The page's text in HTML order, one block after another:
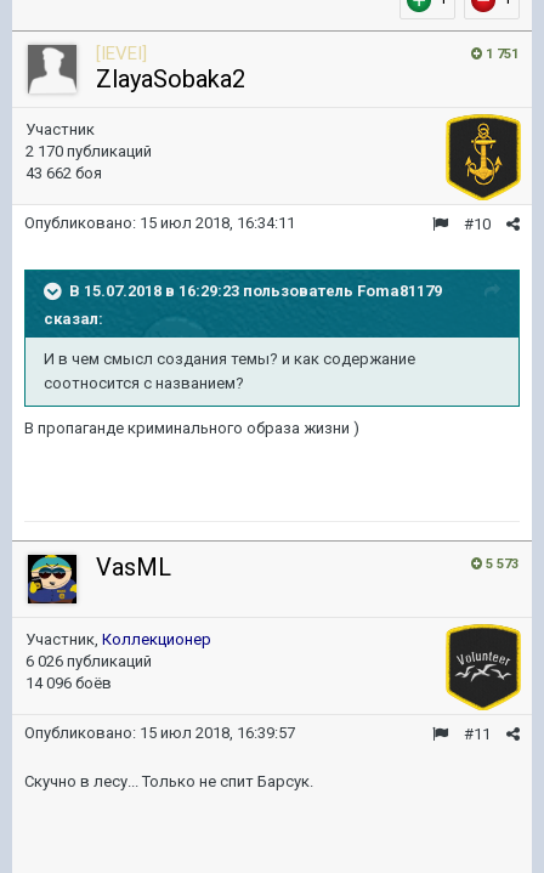
1 751
[IEVEI]
ZlayaSobaka2
Участник
2 170 публикаций
43 662 боя
#10
Опубликовано: 15 июл 2018, 16:34:11
В 15.07.2018 в 16:29:23 пользователь Foma81179
сказал:
И в чем смысл создания темы? и как содержание
соотносится с названием?
В пропаганде криминального образа жизни )
5 573
VasML
Участник, Коллекционер
6 026 публикаций
14 096 боёв
#11
Опубликовано: 15 июл 2018, 16:39:57
Скучно в лесу... Только не спит Барсук.